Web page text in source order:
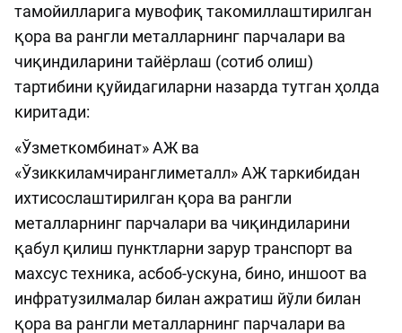
тамойилларига мувофиқ такомиллаштирилган
қора ва рангли металларнинг парчалари ва
чиқиндиларини тайёрлаш (сотиб олиш)
тартибини қуйидагиларни назарда тутган ҳолда
киритади:
«Ўзметкомбинат» АЖ ва
«Ўзиккиламчиранглиметалл» АЖ таркибидан
ихтисослаштирилган қора ва рангли
металларнинг парчалари ва чиқиндиларини
қабул қилиш пунктларни зарур транспорт ва
махсус техника, асбоб-ускуна, бино, иншоот ва
инфратузилмалар билан ажратиш йўли билан
қора ва рангли металларнинг парчалари ва